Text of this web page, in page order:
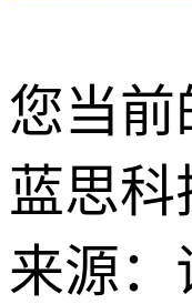
您当前
蓝思
来源：